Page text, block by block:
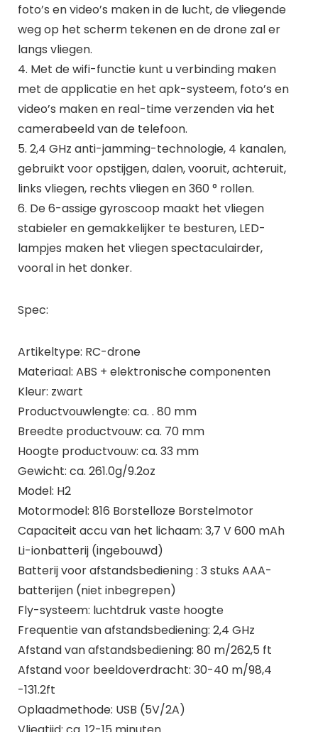
foto’s en video’s maken in de lucht, de vliegende
weg op het scherm tekenen en de drone zal er
langs vliegen.
4. Met de wifi-functie kunt u verbinding maken
met de applicatie en het apk-systeem, foto’s en
video’s maken en real-time verzenden via het
camerabeeld van de telefoon.
5. 2,4 GHz anti-jamming-technologie, 4 kanalen,
gebruikt voor opstijgen, dalen, vooruit, achteruit,
links vliegen, rechts vliegen en 360 ° rollen.
6. De 6-assige gyroscoop maakt het vliegen
stabieler en gemakkelijker te besturen, LED-
lampjes maken het vliegen spectaculairder,
vooral in het donker.
Spec:
Artikeltype: RC-drone
Materiaal: ABS + elektronische componenten
Kleur: zwart
Productvouwlengte: ca. . 80 mm
Breedte productvouw: ca. 70 mm
Hoogte productvouw: ca. 33 mm
Gewicht: ca. 261.0g/9.2oz
Model: H2
Motormodel: 816 Borstelloze Borstelmotor
Capaciteit accu van het lichaam: 3,7 V 600 mAh
Li-ionbatterij (ingebouwd)
Batterij voor afstandsbediening : 3 stuks AAA-
batterijen (niet inbegrepen)
Fly-systeem: luchtdruk vaste hoogte
Frequentie van afstandsbediening: 2,4 GHz
Afstand van afstandsbediening: 80 m/262,5 ft
Afstand voor beeldoverdracht: 30-40 m/98,4
-131.2ft
Oplaadmethode: USB (5V/2A)